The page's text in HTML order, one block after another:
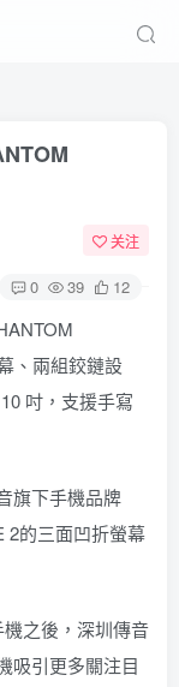
关注
0 39 12
、兩組鉸鏈設
吋，支援手寫
旗下手機品牌
2的三面凹折螢幕
之後，深圳傳音
吸引更多關注目